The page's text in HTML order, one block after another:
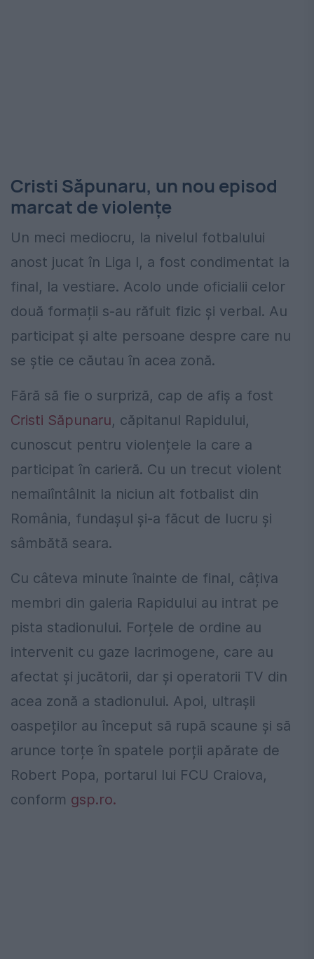
Cristi Săpunaru, un nou episod
marcat de violențe
Un meci mediocru, la nivelul fotbalului
anost jucat în Liga I, a fost condimentat la
final, la vestiare. Acolo unde oficialii celor
două formații s-au răfuit fizic și verbal. Au
participat și alte persoane despre care nu
se știe ce căutau în acea zonă.
Fără să fie o surpriză, cap de afiș a fost
Cristi Săpunaru, căpitanul Rapidului,
cunoscut pentru violențele la care a
participat în carieră. Cu un trecut violent
nemaiîntâlnit la niciun alt fotbalist din
România, fundașul și-a făcut de lucru și
sâmbătă seara.
Cu câteva minute înainte de final, câțiva
membri din galeria Rapidului au intrat pe
pista stadionului. Forțele de ordine au
intervenit cu gaze lacrimogene, care au
afectat și jucătorii, dar și operatorii TV din
acea zonă a stadionului. Apoi, ultrașii
oaspeților au început să rupă scaune și să
arunce torțe în spatele porții apărate de
Robert Popa, portarul lui FCU Craiova,
conform gsp.ro.